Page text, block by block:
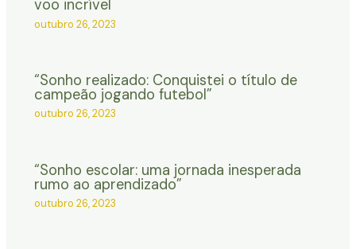
voo incrível
outubro 26, 2023
“Sonho realizado: Conquistei o título de
campeão jogando futebol”
outubro 26, 2023
“Sonho escolar: uma jornada inesperada
rumo ao aprendizado”
outubro 26, 2023